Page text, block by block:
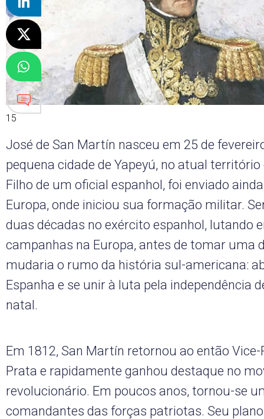
15
José de San Martín nasceu em 25 de
pequena cidade de Yapeyú, no atual
Filho de um oficial espanhol, foi enviado
Europa, onde iniciou sua formação militar.
duas décadas no exército espanhol, lutando
campanhas na Europa, antes de tomar uma
mudaria o rumo da história sul-americana:
Espanha e se unir à luta pela independência
natal.
Em 1812, San Martín retornou ao então Vice-
Prata e rapidamente ganhou destaque no
revolucionário. Em poucos anos, tornou-se
comandantes das forças patriotas. Seu